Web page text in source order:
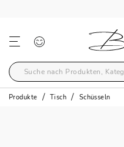
Produkte Tisch Schüsseln